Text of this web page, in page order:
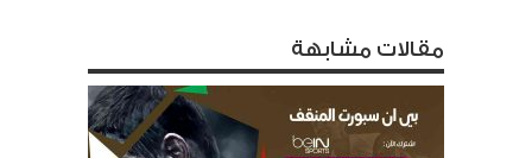
مقالات مشابهة